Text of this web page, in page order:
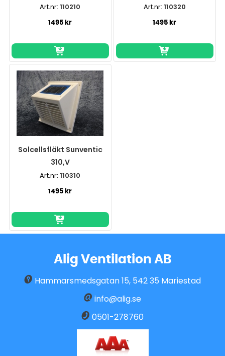
Art.nr:110210
1495 kr
Art.nr: 110320
1495 kr
Solcellsfläkt Sunventic
310,V
Art.nr:110310
1495 kr
Alig Ventilation AB
Hammarsmedsgatan 15, 542 35 Mariestad
info@alig.se
0501-278760